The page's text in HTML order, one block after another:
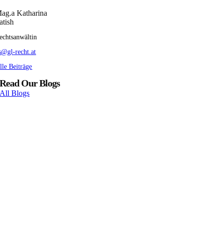
Katharina
recht.at
Beiträge
Read Our Blogs
All Blogs